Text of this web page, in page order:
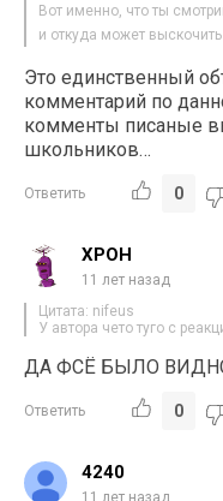
Вот именно, что ты
и откуда может выскочить
Это единственный
комментарий по
комменты писаные
школьников…
Ответить 0
ХРОН
11 лет назад
Цитата: nifeus
У автора чето туго с
ДА ФСЁ БЫЛО
Ответить 0
4240
11 лет назад